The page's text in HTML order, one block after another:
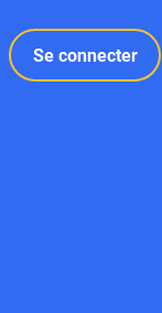
Se connecter